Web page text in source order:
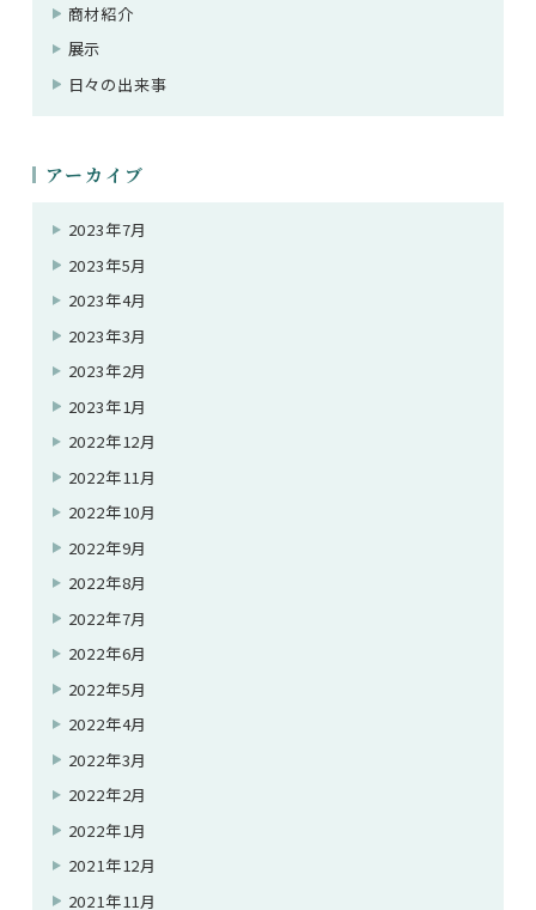
商材紹介
展示
日々の出来事
アーカイブ
2023年7月
2023年5月
2023年4月
2023年3月
2023年2月
2023年1月
2022年12月
2022年11月
2022年10月
2022年9月
2022年8月
2022年7月
2022年6月
2022年5月
2022年4月
2022年3月
2022年2月
2022年1月
2021年12月
2021年11月